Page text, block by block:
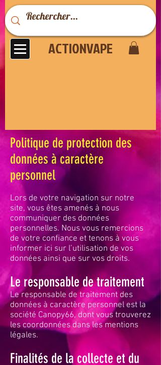
ACTIONVAPE
Politique de protection des
données à caractère
personnel
Lors de votre navigation sur notre
site, vous êtes amenés à nous
communiquer des données
personnelles. Nous vous remercions
de votre confiance et tenons à vous
informer ici sur l’utilisation de vos
données ainsi que sur vos droits.
Le responsable de traitement
Le responsable de traitement des
données à caractère personnel est la
société Canopy66, dont vous trouverez
les coordonnées dans les mentions
légales.
Finalités de la collecte et du